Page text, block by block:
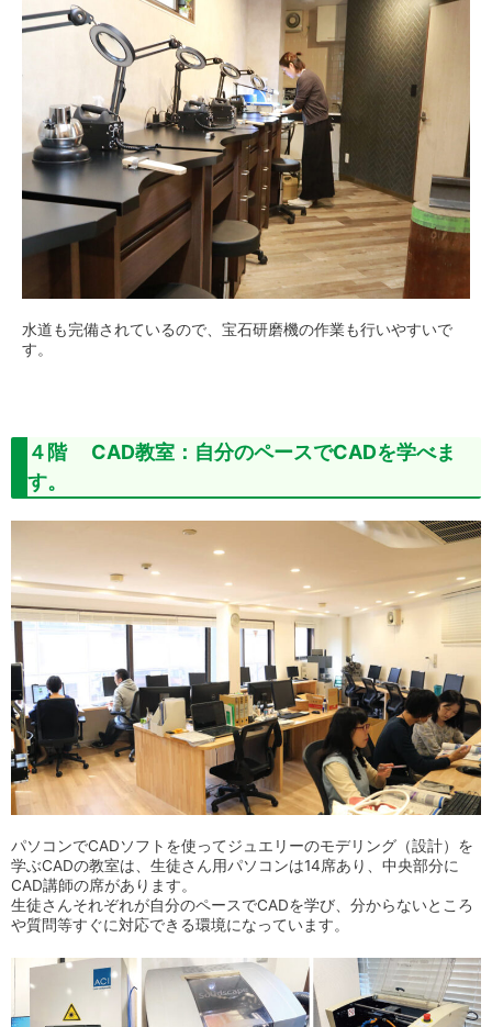
水道も完備されているので、宝石研磨機の作業も行いやすいで
す。
４階 CAD教室：自分のペースでCADを学べま
す。
パソコンでCADソフトを使ってジュエリーのモデリング（設計）を
学ぶCADの教室は、 生徒さん用パソコンは14席あり、中央部分に
CAD講師の席があります。
生徒さんそれぞれが自分のペースでCADを学び、分からないところ
や質問等すぐに対応できる環境になっています。